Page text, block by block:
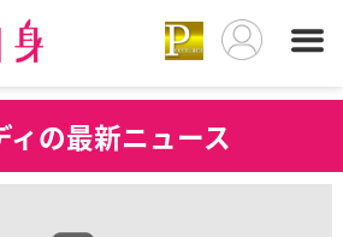
ィの最新ニュース